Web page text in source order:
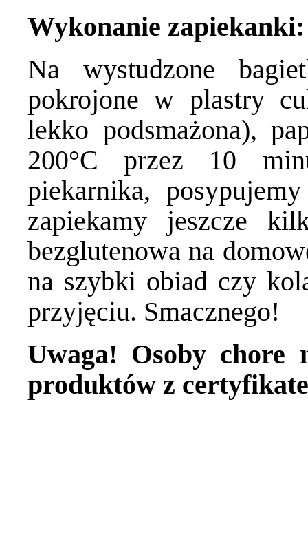
Wykonanie zapiekanki:
Na wystudzone
pokrojone w plastry
lekko podsmażona),
200°C przez 10
piekarnika,
zapiekamy jeszcze
bezglutenowa na
na szybki obiad czy
przyjęciu. Smacznego!
Uwaga! Osoby chore
produktów z